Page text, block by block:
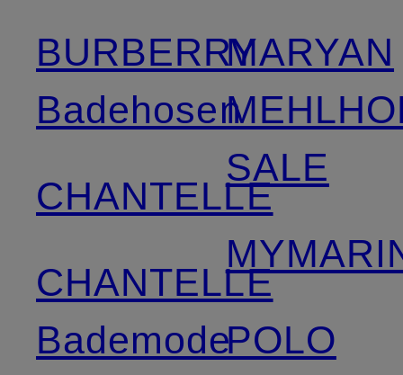
BURBERRY
Badehosen
CHANTELLE
CHANTELLE
Bademode
MARYAN
SALE
POLO